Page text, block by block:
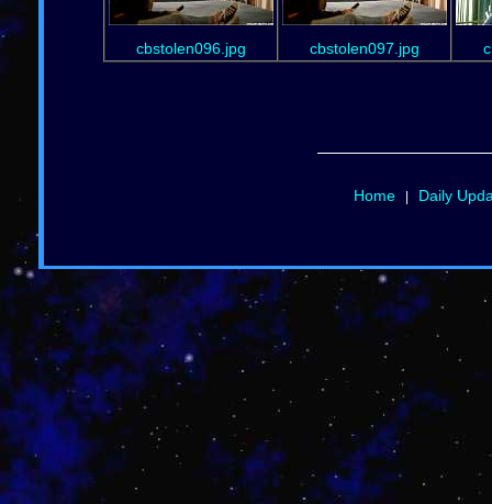
cbstolen096.jpg cbstolen097.jpg
Home| Daily